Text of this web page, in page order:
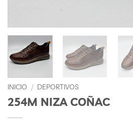
INICIO / DEPORTIVOS
254M NIZA COÑAC